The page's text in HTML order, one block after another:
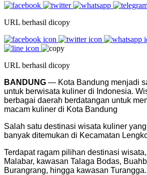
URL berhasil dicopy
URL berhasil dicopy
BANDUNG — Kota Bandung menjadi
untuk berwisata kuliner di Indonesia.
berbagai daerah berdatangan untuk
macam kuliner di Kota Bandung
Salah satu destinasi wisata kuliner
banyak ditemukan di Kecamatan
Terdapat ragam pilihan destinasi
Malabar, kawasan Talaga Bodas,
Burangrang, hingga kawasan Turangga.